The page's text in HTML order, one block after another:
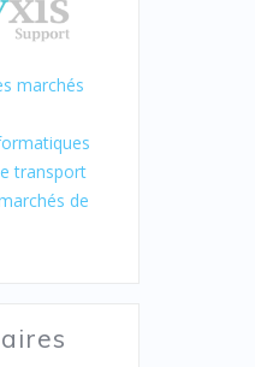
marchés
transport
de